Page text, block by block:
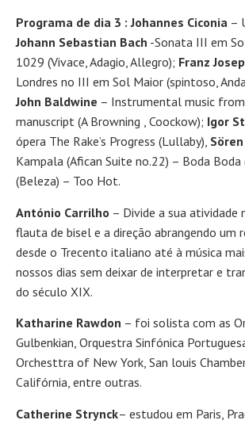
Programa de dia 3 : Johannes Ciconia –
Johann Sebastian Bach -Sonata III em
1029 (Vivace, Adagio, Allegro); Franz
Londres no III em Sol Maior (spintoso,
John Baldwine – Instrumental music
manuscript (A Browning , Coockow); Igor
ópera The Rake’s Progress (Lullaby),
Kampala (Afican Suite no.22) – Boda Boda
(Beleza) – Too Hot.
António Carrilho – Divide a sua atividade
flauta de bisel e a direção abrangendo um
desde o Trecento italiano até à música
nossos dias sem deixar de interpretar e
do século XIX.
Katharine Rawdon – foi solista com as
Gulbenkian, Orquestra Sinfónica
Orchesttra of New York, San louis
Califórnia, entre outras.
Catherine Strynck– estudou em Paris,